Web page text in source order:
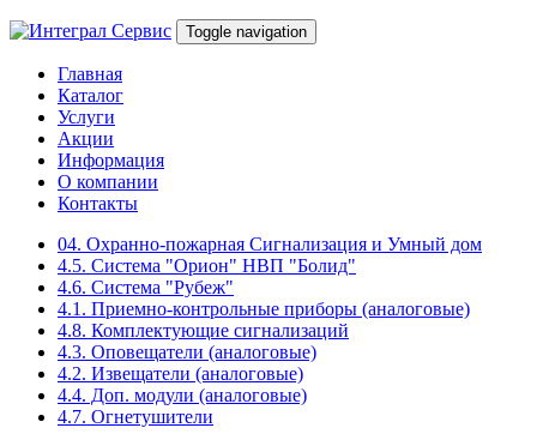
Toggle navigation
Главная
Каталог
Услуги
Акции
Информация
О компании
Контакты
04. Охранно-пожарная Сигнализация и Умный дом
4.5. Система "Орион" НВП "Болид"
4.6. Система "Рубеж"
4.1. Приемно-контрольные приборы (аналоговые)
4.8. Комплектующие сигнализаций
4.3. Оповещатели (аналоговые)
4.2. Извещатели (аналоговые)
4.4. Доп. модули (аналоговые)
4.7. Огнетушители